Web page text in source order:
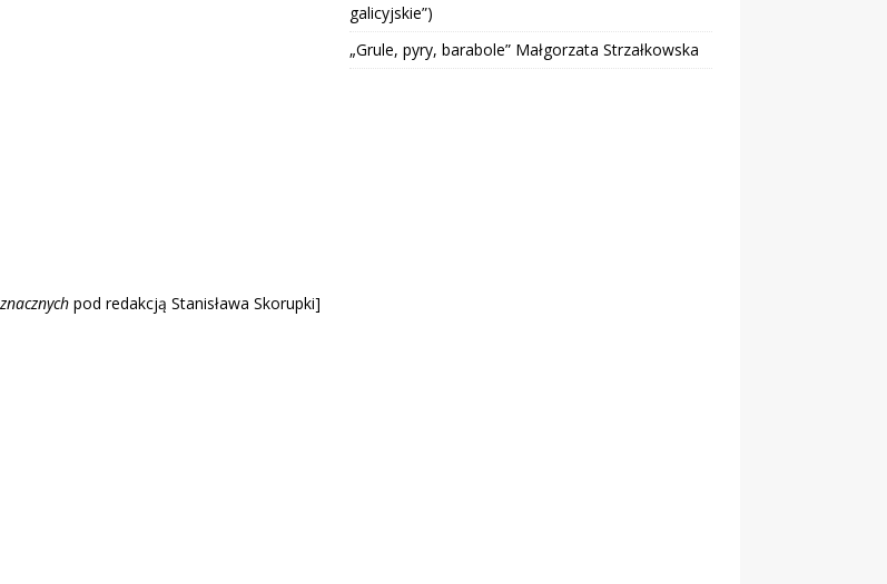
pod redakcją Stanisława Skorupki]
galicyjskie”)
„Grule, pyry, barabole” Małgorzata Strzałkowska